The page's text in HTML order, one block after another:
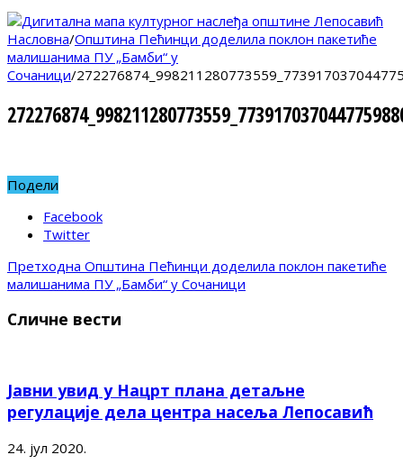
Насловна/Општина Пећинци доделила поклон пакетиће
малишанима ПУ „Бамби“ у
Сочаници/
Подели
Facebook
Twitter
Претходна Општина Пећинци доделила поклон пакетиће
малишанима ПУ „Бамби“ у Сочаници
Сличне вести
Јавни увид у Нацрт плана детаљне
регулације дела центра насеља Лепосавић
24. јул 2020.